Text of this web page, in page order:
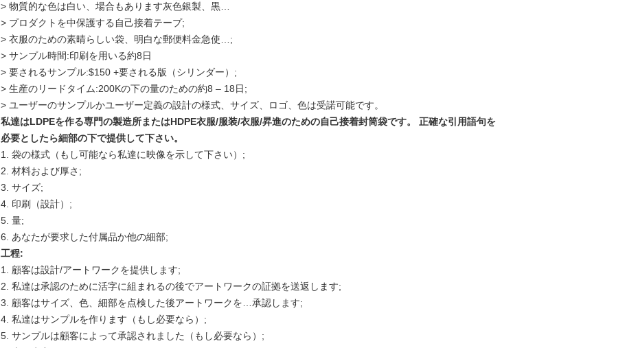
> 物質的な色は白い、場合もあります灰色銀製、黒…
> プロダクトを中保護する自己接着テープ;
> 衣服のための素晴らしい袋、明白な郵便料金急使…;
> サンプル時間:印刷を用いる約8日
> 要されるサンプル:$150 +要される版（シリンダー）;
> 生産のリードタイム:200Kの下の量のための約8 – 18日;
> ユーザーのサンプルかユーザー定義の設計の様式、サイズ、ロゴ、色は受諾可能です。
私達はLDPEを作る専門の製造所またはHDPE衣服/服装/衣服/昇進のための自己接着封筒袋です。
正確な引用語句を
必要としたら細部の下で提供して下さい。
1. 袋の様式（もし可能なら私達に映像を示して下さい）;
2. 材料および厚さ;
3. サイズ;
4. 印刷（設計）;
5. 量;
6. あなたが要求した付属品か他の細部;
工程:
1. 顧客は設計/アートワークを提供します;
2. 私達は承認のために活字に組まれるの後でアートワークの証拠を送返します;
3. 顧客はサイズ、色、細部を点検した後アートワークを…承認します;
4. 私達はサンプルを作ります（もし必要なら）;
5. サンプルは顧客によって承認されました（もし必要なら）;